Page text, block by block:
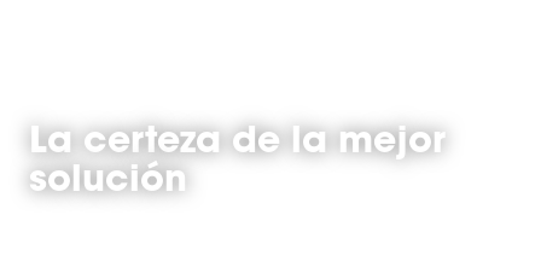
La certeza de la mejor
solución